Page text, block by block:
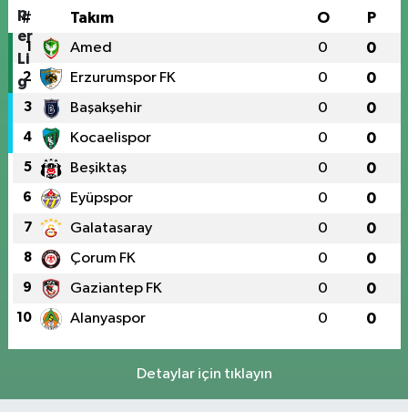
# Takım O P
1 Amed 0 0
2 Erzurumspor FK 0 0
3 Başakşehir 0 0
4 Kocaelispor 0 0
5 Beşiktaş 0 0
6 Eyüpspor 0 0
7 Galatasaray 0 0
8 Çorum FK 0 0
9 Gaziantep FK 0 0
10 Alanyaspor 0 0
Detaylar için tıklayın